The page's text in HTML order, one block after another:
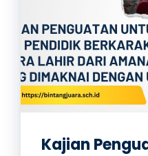
Kajian